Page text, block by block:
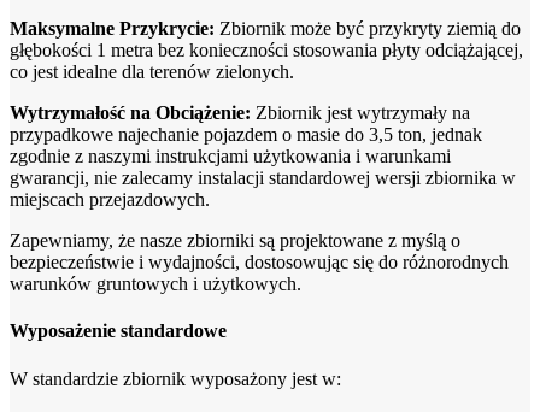
Maksymalne Przykrycie: Zbiornik może być przykryty ziemią do
głębokości 1 metra bez konieczności stosowania płyty odciążającej,
co jest idealne dla terenów zielonych.
Wytrzymałość na Obciążenie: Zbiornik jest wytrzymały na
przypadkowe najechanie pojazdem o masie do 3,5 ton, jednak
zgodnie z naszymi instrukcjami użytkowania i warunkami
gwarancji, nie zalecamy instalacji standardowej wersji zbiornika w
miejscach przejazdowych.
Zapewniamy, że nasze zbiorniki są projektowane z myślą o
bezpieczeństwie i wydajności, dostosowując się do różnorodnych
warunków gruntowych i użytkowych.
Wyposażenie standardowe
W standardzie zbiornik wyposażony jest w: